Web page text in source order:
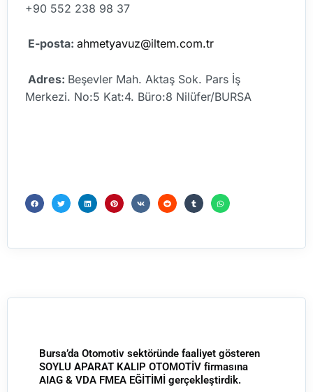
+90 552 238 98 37
E-posta: ahmetyavuz@iltem.com.tr
Adres: Beşevler Mah. Aktaş Sok. Pars İş
Merkezi. No:5 Kat:4. Büro:8 Nilüfer/BURSA
Bursa’da Otomotiv sektöründe faaliyet gösteren
SOYLU APARAT KALIP OTOMOTİV firmasına
AIAG & VDA FMEA EĞİTİMİ gerçekleştirdik.